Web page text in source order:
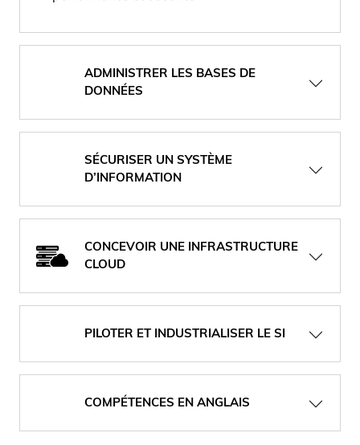
ADMINISTRER LES BASES DE
DONNÉES
SÉCURISER UN SYSTÈME
D’INFORMATION
CONCEVOIR UNE INFRASTRUCTURE
CLOUD
PILOTER ET INDUSTRIALISER LE SI
COMPÉTENCES EN ANGLAIS